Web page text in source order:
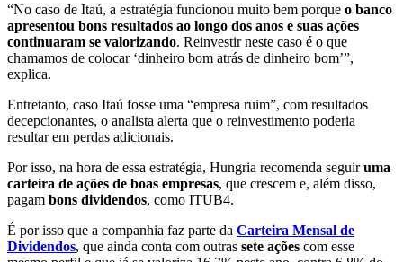
“No caso de Itaú, a estratégia funcionou muito bem porque o banco
apresentou bons resultados ao longo dos anos e suas ações
continuaram se valorizando. Reinvestir neste caso é o que
chamamos de colocar ‘dinheiro bom atrás de dinheiro bom’”,
explica.
Entretanto, caso Itaú fosse uma “empresa ruim”, com resultados
decepcionantes, o analista alerta que o reinvestimento poderia
resultar em perdas adicionais.
Por isso, na hora de essa estratégia, Hungria recomenda seguiruma
carteira de ações de boas empresas, que crescem e, além disso,
pagam bons dividendos, como ITUB4.
É por isso que a companhia faz parte da Carteira Mensal de
Dividendos, que ainda conta com outras sete ações com esse